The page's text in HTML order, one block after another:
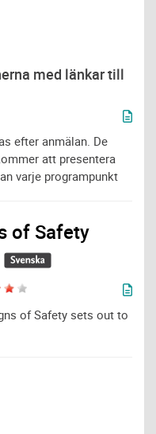
med länkar till
efter anmälan. De
att presentera
varje programpunkt
of Safety
of Safety sets out to